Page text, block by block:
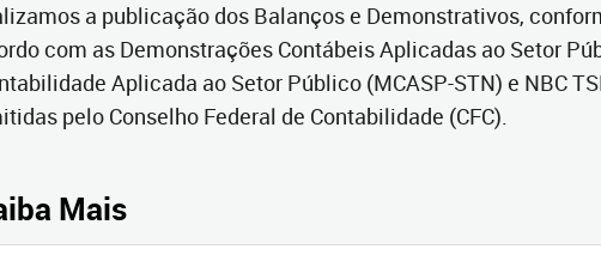
a publicação dos Balanços e Demonstrativos,
com as Demonstrações Contábeis Aplicadas ao Setor
Aplicada ao Setor Público (MCASP-STN) e NBC
pelo Conselho Federal de Contabilidade (CFC).
Mais